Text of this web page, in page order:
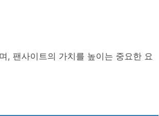
, 팬사이트의 가치를 높이는 중요한 요